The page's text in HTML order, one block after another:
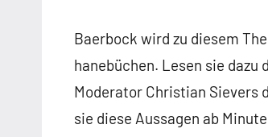
Baerbock wird zu diesem
hanebüchen. Lesen sie dazu
Moderator Christian Sievers
sie diese Aussagen ab